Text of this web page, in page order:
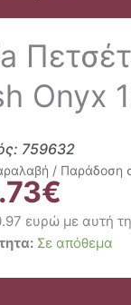
Onyx
759632
/ Παράδοση
€
τιμή
είναι:
8.73€.
ευρώ με αυτή
Σε απόθεμα